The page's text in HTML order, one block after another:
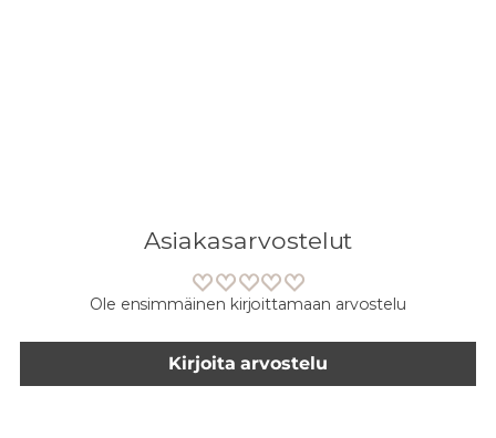
Asiakasarvostelut
Ole ensimmäinen kirjoittamaan arvostelu
Kirjoita arvostelu